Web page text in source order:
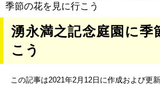
季節の花を見に行こう
湧永満之記念庭園に季
こう
この記事は2021年2月12日に作成および更